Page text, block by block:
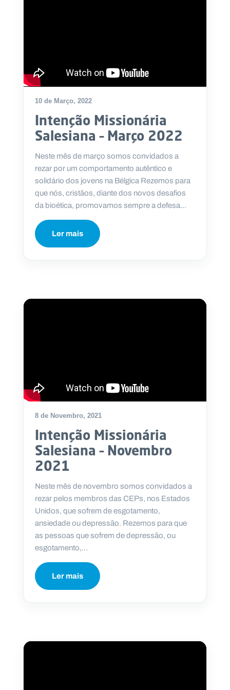
10 de Março, 2022
Intenção Missionária
Salesiana – Março 2022
Neste mês de março somos convidados a
rezar por um comportamento autêntico e
solidário dos jovens na Bélgica Rezemos para
que nós, cristãos, diante dos novos desafios
da bioética, promovamos sempre a defesa...
Ler mais
8 de Novembro, 2021
Intenção Missionária
Salesiana – Novembro
2021
Neste mês de novembro somos convidados a
rezar pelos membros das CEPs, nos Estados
Unidos, que sofrem de esgotamento,
ansiedade ou depressão. Rezemos para que
as pessoas que sofrem de depressão, ou
esgotamento,...
Ler mais